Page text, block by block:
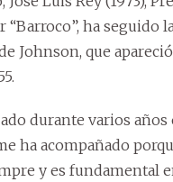
“Barroco”, ha seguido
Johnson, que
durante varios años
ha acompañado
y es fundamental